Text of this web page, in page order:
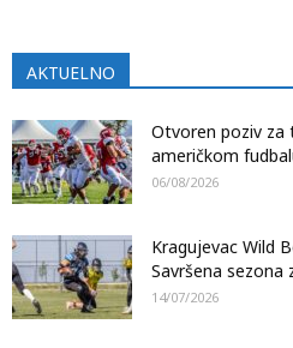
AKTUELNO
Otvoren poziv za
američkom
06/08/2026
Kragujevac Wild
Savršena sezona
14/07/2026